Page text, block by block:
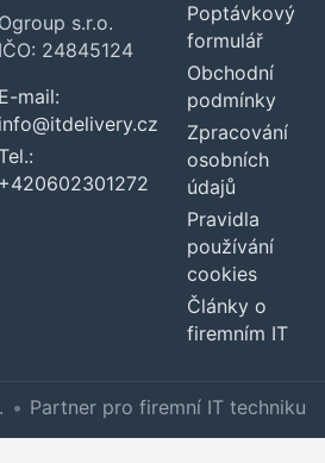
Ogroup s.r.o.
IČO: 24845124
E-mail:
info@itdelivery.cz
+420602301272
Poptávkový
formulář
Obchodní
podmínky
Zpracování
osobních
údajů
Pravidla
používání
cookies
Články o
firemním IT
• Partner pro firemní IT techniku